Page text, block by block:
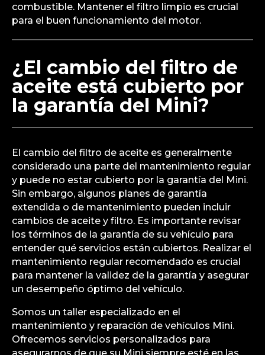
combustible. Mantener el filtro limpio es crucial
para el buen funcionamiento del motor.
¿El cambio del filtro de
aceite está cubierto por
la garantía del Mini?
El cambio del filtro de aceite es generalmente
considerado una parte del mantenimiento regular
y puede no estar cubierto por la garantía del Mini.
Sin embargo, algunos planes de garantía
extendida o de mantenimiento pueden incluir
cambios de aceite y filtro. Es importante revisar
los términos de la garantía de su vehículo para
entender qué servicios están cubiertos. Realizar el
mantenimiento regular recomendado es crucial
para mantener la validez de la garantía y asegurar
un desempeño óptimo del vehículo.
Somos un taller especializado en el
mantenimiento y reparación de vehículos Mini.
Ofrecemos servicios personalizados para